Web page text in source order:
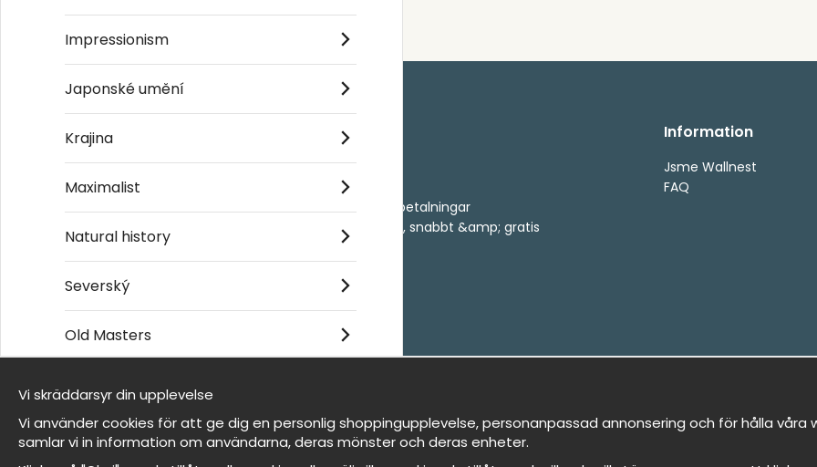
Kontakta oss
- Returer och återbetalningar
- Leverans - enkelt, snabbt &amp; gratis
Om cookies
Mina favoriter
Information
Jsme Wallnest
FAQ
Et harum quidem rerum facilis est et expedita
Impressionism
Japonské umění
Krajina
Maximalist
Natural history
Severský
Old Masters
Jsme Wallnest
FAQ
Vi skräddarsyr din upplevelse
Vi använder cookies för att ge dig en personlig shoppingupplevelse, personanpassad annonsering och för hålla
samlar vi in information om användarna, deras mönster och deras enheter.